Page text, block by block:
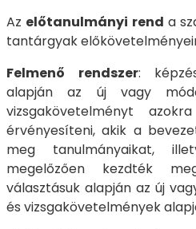
Az előtanulmányi rend a
tantárgyak
Felmenő rendszer:
alapján az új vagy
vizsgakövetelményt
érvényesíteni, akik a
meg tanulmányaikat,
megelőzően kezdték
választásuk alapján az új
és vizsgakövetelmények